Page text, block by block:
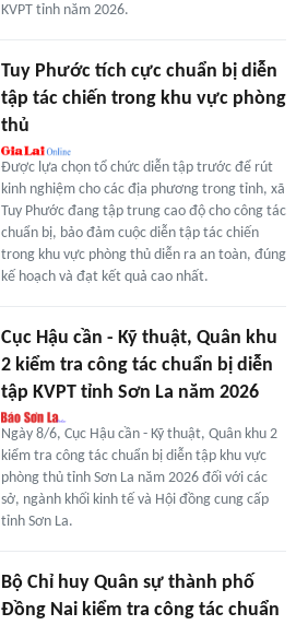
KVPT tỉnh năm 2026.
Tuy Phước tích cực chuẩn bị diễn
tập tác chiến trong khu vực phòng
thủ
Được lựa chọn tổ chức diễn tập trước để rút
kinh nghiệm cho các địa phương trong tỉnh, xã
Tuy Phước đang tập trung cao độ cho công tác
chuẩn bị, bảo đảm cuộc diễn tập tác chiến
trong khu vực phòng thủ diễn ra an toàn, đúng
kế hoạch và đạt kết quả cao nhất.
Cục Hậu cần - Kỹ thuật, Quân khu
2 kiểm tra công tác chuẩn bị diễn
tập KVPT tỉnh Sơn La năm 2026
Ngày 8/6, Cục Hậu cần - Kỹ thuật, Quân khu 2
kiểm tra công tác chuẩn bị diễn tập khu vực
phòng thủ tỉnh Sơn La năm 2026 đối với các
sở, ngành khối kinh tế và Hội đồng cung cấp
tỉnh Sơn La.
Bộ Chỉ huy Quân sự thành phố
Đồng Nai kiểm tra công tác chuẩn